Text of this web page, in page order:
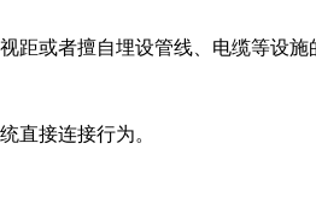
距或者擅自埋设管线、电缆等设施
直接连接行为。